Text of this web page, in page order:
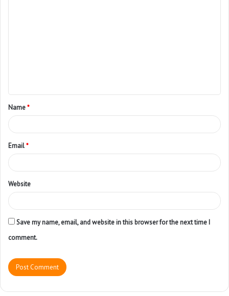
Name*
Email*
Website
Save my name, email, and website in this browser for the next time I
comment.